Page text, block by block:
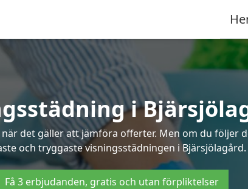
i
det gäller att jämföra offerter. Men om du följer
och tryggaste visningsstädningen i Bjärsjölagård.
Få 3 erbjudanden, gratis och utan förpliktelser